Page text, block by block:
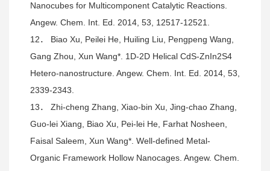
Nanocubes for Multicomponent Catalytic Reactions.
Angew. Chem. Int. Ed. 2014, 53, 12517-12521.
12． Biao Xu, Peilei He, Huiling Liu, Pengpeng Wang,
Gang Zhou, Xun Wang*. 1D-2D Helical CdS-ZnIn2S4
Hetero-nanostructure. Angew. Chem. Int. Ed. 2014, 53,
2339-2343.
13． Zhi-cheng Zhang, Xiao-bin Xu, Jing-chao Zhang,
Guo-lei Xiang, Biao Xu, Pei-lei He, Farhat Nosheen,
Faisal Saleem, Xun Wang*. Well-defined Metal-
Organic Framework Hollow Nanocages. Angew. Chem.